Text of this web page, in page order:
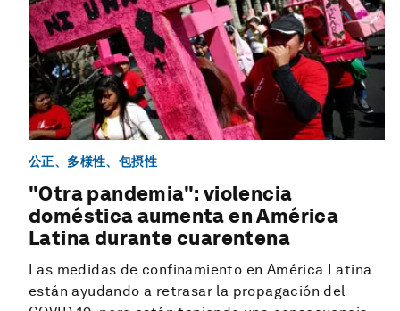
公正、多様性、包摂性
"Otra pandemia": violencia
doméstica aumenta en América
Latina durante cuarentena
Las medidas de confinamiento en América Latina
están ayudando a retrasar la propagación del